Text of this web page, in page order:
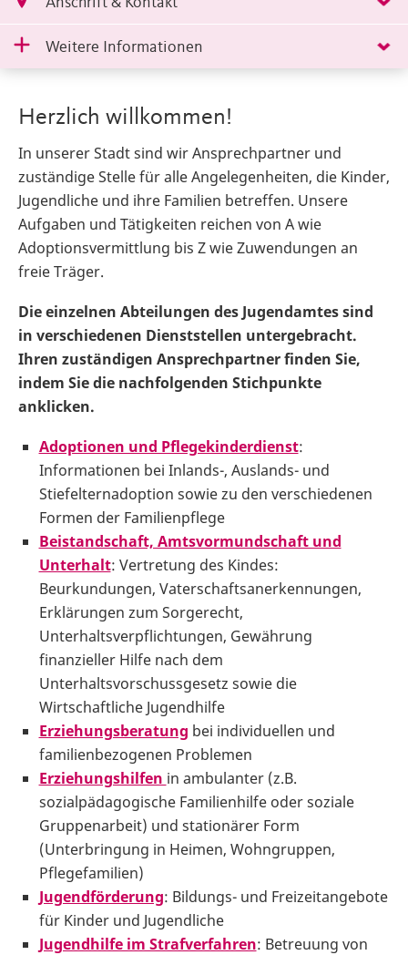
Weitere Informationen
Herzlich willkommen!
In unserer Stadt sind wir Ansprechpartner und
zuständige Stelle für alle Angelegenheiten, die Kinder,
Jugendliche und ihre Familien betreffen. Unsere
Aufgaben und Tätigkeiten reichen von A wie
Adoptionsvermittlung bis Z wie Zuwendungen an
freie Träger.
Die einzelnen Abteilungen des Jugendamtes sind
in verschiedenen Dienststellen untergebracht.
Ihren zuständigen Ansprechpartner finden Sie,
indem Sie die nachfolgenden Stichpunkte
anklicken.
Adoptionen und Pflegekinderdienst:
Informationen bei Inlands-, Auslands- und
Stiefelternadoption sowie zu den verschiedenen
Formen der Familienpflege
Beistandschaft, Amtsvormundschaft und
Unterhalt: Vertretung des Kindes:
Beurkundungen, Vaterschaftsanerkennungen,
Erklärungen zum Sorgerecht,
Unterhaltsverpflichtungen, Gewährung
finanzieller Hilfe nach dem
Unterhaltsvorschussgesetz sowie die
Wirtschaftliche Jugendhilfe
Erziehungsberatung bei individuellen und
familienbezogenen Problemen
Erziehungshilfen in ambulanter (z.B.
sozialpädagogische Familienhilfe oder soziale
Gruppenarbeit) und stationärer Form
(Unterbringung in Heimen, Wohngruppen,
Pflegefamilien)
Jugendförderung: Bildungs- und Freizeitangebote
für Kinder und Jugendliche
Jugendhilfe im Strafverfahren: Betreuung von